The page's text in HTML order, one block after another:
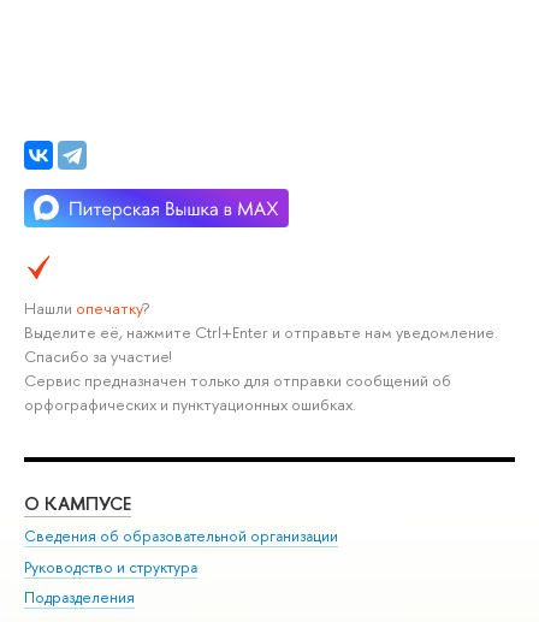
Нашли опечатку?
Выделите её, нажмите Ctrl+Enter и отправьте нам уведомление.
Спасибо за участие!
Сервис предназначен только для отправки сообщений об
орфографических и пунктуационных ошибках.
О КАМПУСЕ
Сведения об образовательной организации
Руководство и структура
Подразделения